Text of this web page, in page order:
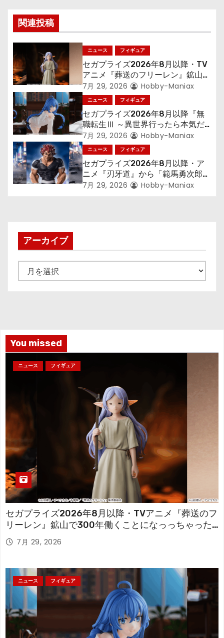
ゲ
ー
シ
ョ
ン
関連投稿
ニュース フィギュア
セガプライズ2026年8月以降・TV
アニメ『葬送のフリーレン』鉱山で
300年働くことになっっちゃった
「フリーレン」を立体化！
7月 29, 2026 Hobby-Maniax
ニュース フィギュア
セガプライズ2026年8月以降『無
職転生Ⅲ ～異世界行ったら本気だ
す～』から「ロキシー」のフィギュ
アが登場！
7月 29, 2026 Hobby-Maniax
ニュース フィギュア
セガプライズ2026年8月以降・ア
ニメ『刃牙道』から「範馬勇次郎」
が登場ッッ!!
7月 29, 2026 Hobby-Maniax
アーカイブ
ー
You missed
ニュース フィギュア
セガプライズ2026年8月以降・TVアニメ『葬送のフ
リーレン』鉱山で300年働くことになっっちゃった
「フリーレン」を立体化！
7月 29, 2026
ニュース フィギュア